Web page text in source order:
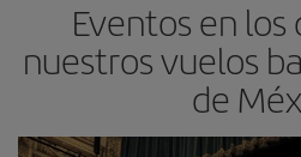
Eventos en los
nuestros vuelos
de